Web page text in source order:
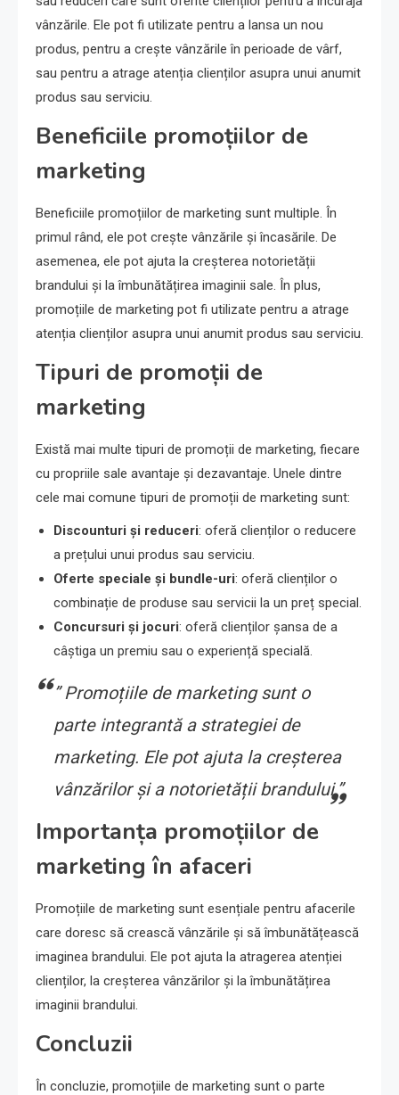
vânzările. Ele pot fi utilizate pentru a lansa un nou
produs, pentru a crește vânzările în perioade de vârf,
sau pentru a atrage atenția clienților asupra unui anumit
produs sau serviciu.
Beneficiile promoțiilor de
marketing
Beneficiile promoțiilor de marketing sunt multiple. În
primul rând, ele pot crește vânzările și încasările. De
asemenea, ele pot ajuta la creșterea notorietății
brandului și la îmbunătățirea imaginii sale. În plus,
promoțiile de marketing pot fi utilizate pentru a atrage
atenția clienților asupra unui anumit produs sau serviciu.
Tipuri de promoții de
marketing
Există mai multe tipuri de promoții de marketing, fiecare
cu propriile sale avantaje și dezavantaje. Unele dintre
cele mai comune tipuri de promoții de marketing sunt:
Discounturi și reduceri: oferă clienților o reducere
a prețului unui produs sau serviciu.
Oferte speciale și bundle-uri: oferă clienților o
combinație de produse sau servicii la un preț special.
Concursuri și jocuri: oferă clienților șansa de a
câștiga un premiu sau o experiență specială.
” Promoțiile de marketing sunt o
parte integrantă a strategiei de
marketing. Ele pot ajuta la creșterea
vânzărilor și a notorietății brandului.”
Importanța promoțiilor de
marketing în afaceri
Promoțiile de marketing sunt esențiale pentru afacerile
care doresc să crească vânzările și să îmbunătățească
imaginea brandului. Ele pot ajuta la atragerea atenției
clienților, la creșterea vânzărilor și la îmbunătățirea
imaginii brandului.
Concluzii
În concluzie, promoțiile de marketing sunt o parte